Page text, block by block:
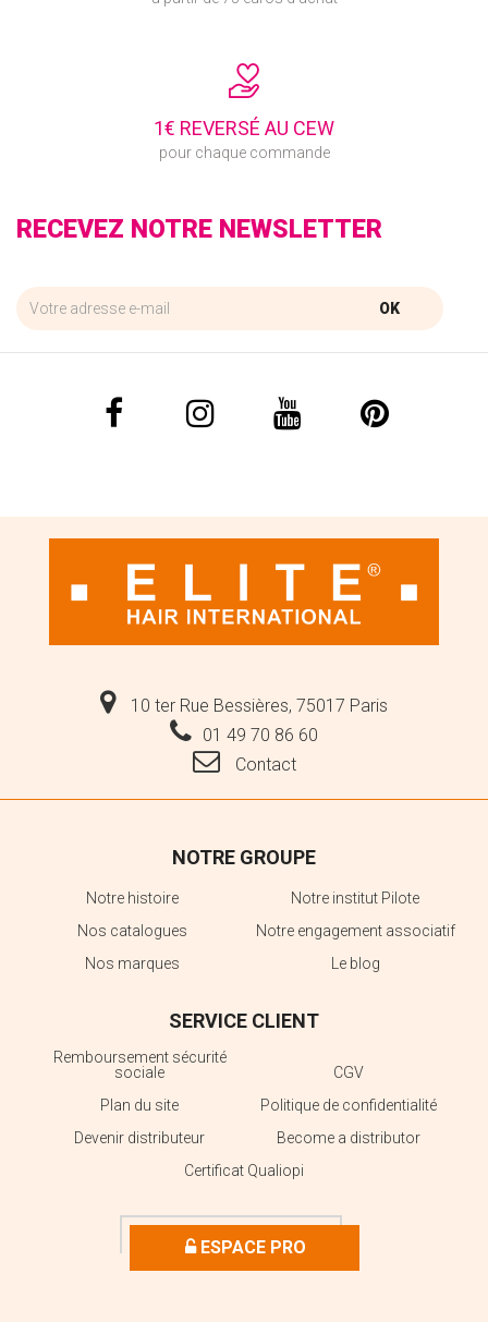
1€ REVERSÉ AU CEW
pour chaque commande
RECEVEZ NOTRE NEWSLETTER
OK
10 ter Rue Bessières, 75017 Paris
01 49 70 86 60
Contact
NOTRE GROUPE
Notre histoire
Notre institut Pilote
Nos catalogues
Notre engagement associatif
Nos marques
Le blog
SERVICE CLIENT
Remboursement sécurité
sociale
CGV
Plan du site
Politique de confidentialité
Devenir distributeur
Become a distributor
Certificat Qualiopi
ESPACE PRO